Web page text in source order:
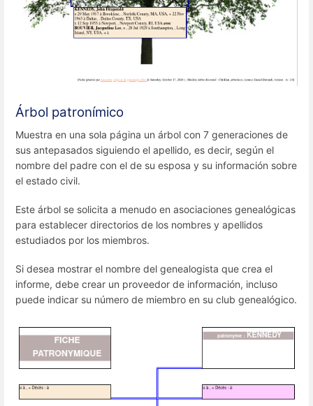
Árbol patronímico
Muestra en una sola página un árbol con 7 generaciones de
sus antepasados siguiendo el apellido, es decir, según el
nombre del padre con el de su esposa y su información sobre
el estado civil.
Este árbol se solicita a menudo en asociaciones genealógicas
para establecer directorios de los nombres y apellidos
estudiados por los miembros.
Si desea mostrar el nombre del genealogista que crea el
informe, debe crear un proveedor de información, incluso
puede indicar su número de miembro en su club genealógico.